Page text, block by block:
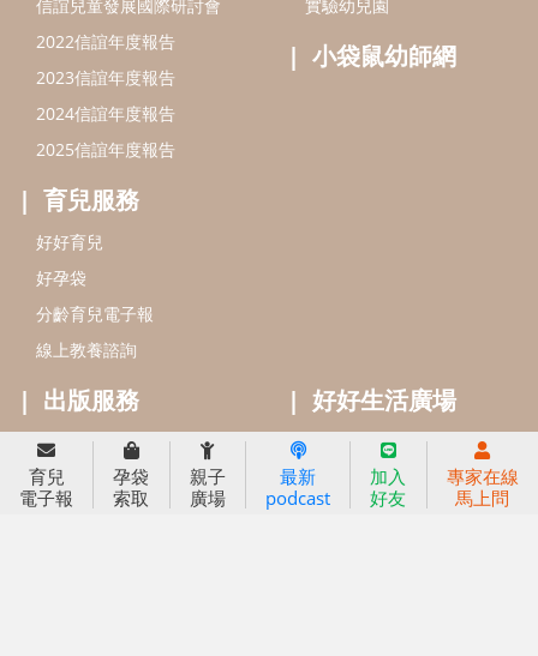
分齡育兒電子報
線上教養諮詢
出版服務
信誼基金出版社
閱讀推廣
Bookstart閱讀起步走
信誼幼兒文學獎
信誼兒童動畫獎
小袋鼠說故事劇團
service@hsin-yi.org.tw
信誼好好育兒
小太陽親子館
小太陽親子書房
(02)2396-5305轉2345 (週一～週五 9:00～18:00)
育兒
電子報
孕袋
索取
親子
廣場
最新
podcast
加入
好友
專家在線
馬上問